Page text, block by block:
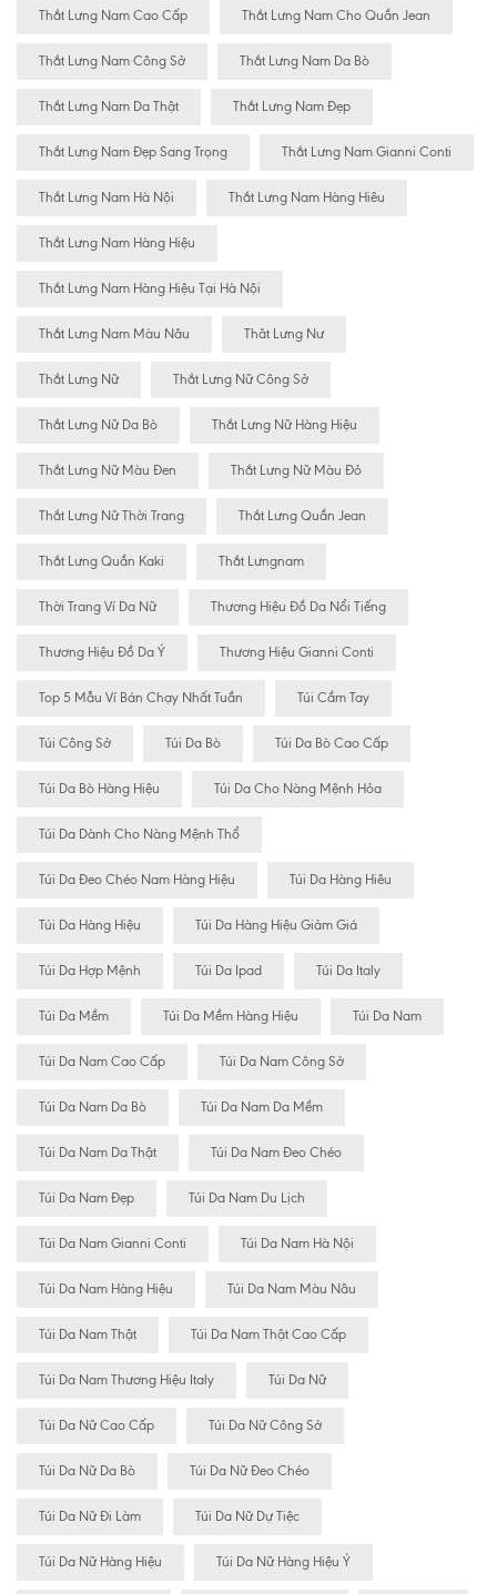
Thắt Lưng Nam Cao Cấp Thắt Lưng Nam Cho Quần Jean
Thắt Lưng Nam Công Sở Thắt Lưng Nam Da Bò
Thắt Lưng Nam Da Thật Thắt Lưng Nam Đẹp
Thắt Lưng Nam Đẹp Sang Trọng Thắt Lưng Nam Gianni Conti
Thắt Lưng Nam Hà Nội Thắt Lưng Nam Hàng Hiêu
Thắt Lưng Nam Hàng Hiệu
Thắt Lưng Nam Hàng Hiệu Tại Hà Nội
Thắt Lưng Nam Màu Nâu Thăt Lưng Nư
Thắt Lưng Nữ Thắt Lưng Nữ Công Sở
Thắt Lưng Nữ Da Bò Thắt Lưng Nữ Hàng Hiệu
Thắt Lưng Nữ Màu Đen Thắt Lưng Nữ Màu Đỏ
Thắt Lưng Nữ Thời Trang Thắt Lưng Quần Jean
Thắt Lưng Quần Kaki Thắt Lưngnam
Thời Trang Ví Da Nữ Thương Hiệu Đồ Da Nổi Tiếng
Thương Hiệu Đồ Da Ý Thương Hiệu Gianni Conti
Top 5 Mẫu Ví Bán Chạy Nhất Tuần Túi Cầm Tay
Túi Công Sở Túi Da Bò Túi Da Bò Cao Cấp
Túi Da Bò Hàng Hiệu Túi Da Cho Nàng Mệnh Hỏa
Túi Da Dành Cho Nàng Mệnh Thổ
Túi Da Đeo Chéo Nam Hàng Hiệu Túi Da Hàng Hiêu
Túi Da Hàng Hiệu Túi Da Hàng Hiệu Giảm Giá
Túi Da Hợp Mệnh Túi Da Ipad Túi Da Italy
Túi Da Mềm Túi Da Mềm Hàng Hiệu Túi Da Nam
Túi Da Nam Cao Cấp Túi Da Nam Công Sở
Túi Da Nam Da Bò Túi Da Nam Da Mềm
Túi Da Nam Da Thật Túi Da Nam Đeo Chéo
Túi Da Nam Đẹp Túi Da Nam Du Lịch
Túi Da Nam Gianni Conti Túi Da Nam Hà Nội
Túi Da Nam Hàng Hiệu Túi Da Nam Màu Nâu
Túi Da Nam Thật Túi Da Nam Thật Cao Cấp
Túi Da Nam Thương Hiệu Italy Túi Da Nữ
Túi Da Nữ Cao Cấp Túi Da Nữ Công Sở
Túi Da Nữ Da Bò Túi Da Nữ Đeo Chéo
Túi Da Nữ Đi Làm Túi Da Nữ Dự Tiệc
Túi Da Nữ Hàng Hiệu Túi Da Nữ Hàng Hiệu Ý